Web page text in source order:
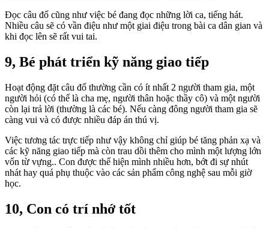
Đọc câu đố cũng như việc bé đang đọc những lời ca, tiếng hát.
Nhiều câu sẽ có vần điệu như một giai điệu trong bài ca dân gian và
khi đọc lên sẽ rất vui tai.
9, Bé phát triển kỹ năng giao tiếp
Hoạt động đặt câu đố thường cần có ít nhất 2 người tham gia, một
người hỏi (có thể là cha mẹ, người thân hoặc thầy cô) và một người
còn lại trả lời (thường là các bé). Nếu càng đông người tham gia sẽ
càng vui và có được nhiều đáp án thú vị.
Việc tương tác trực tiếp như vậy không chỉ giúp bé tăng phản xạ và
các kỹ năng giao tiếp mà còn trau dồi thêm cho mình một lượng lớn
vốn từ vựng.. Con được thể hiện mình nhiều hơn, bớt đi sự nhút
nhát hay quá phụ thuộc vào các sản phẩm công nghệ sau mỗi giờ
học.
10, Con có trí nhớ tốt